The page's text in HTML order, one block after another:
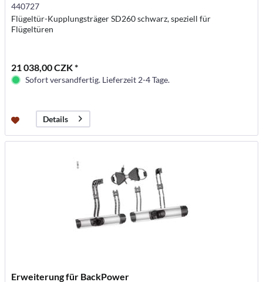
440727
Flügeltür-Kupplungsträger SD260 schwarz, speziell für
Flügeltüren
21 038,00 CZK *
Sofort versandfertig. Lieferzeit 2-4 Tage.
Details
Erweiterung für BackPower